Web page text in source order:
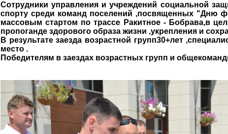
Сотрудники управления и учреждений социальной
спорту среди команд поселений ,посвященных "Дню
массовым стартом по трассе Ракитное - Бобрава,в
пропоганде здорового образа жизни ,укрепления и
В результате заезда возрастной групп30+лет
место .
Победителям в заездах возрастных групп и